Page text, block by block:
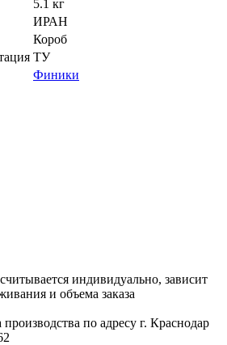
5.1 кг
ИРАН
Короб
ТУ
Финики
индивидуально, зависит
и объема заказа
по адресу г. Краснодар